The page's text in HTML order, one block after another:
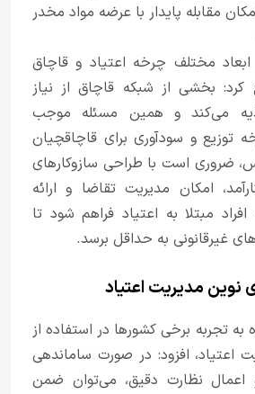
مقابله پایدار با عرضه مواد مخدر
مختلف چرخه اعتیاد و قاچاق
کرد: بخشی از شبکه قاچاق از نیاز
می‌کند و همین مسئله موجب
توزیع و سودآوری برای قاچاقچیان
ضروری است با طراحی سازوکارهای
امکان مدیریت تقاضا و ارائه
مبتلا به اعتیاد فراهم شود تا
غیرقانونی به حداقل برسد.
نوین مدیریت اعتیاد
به تجربه برخی کشورها در استفاده از
اعتیاد، افزود: در صورت ساماندهی
و اعمال نظارت دقیق، می‌توان ضمن